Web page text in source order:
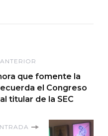
que fomente la
el Congreso
titular de la SEC